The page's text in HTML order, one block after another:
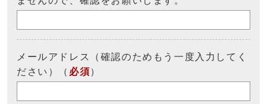
メールアドレス（確認のためもう一度入力してく
ださい）（ 必須）